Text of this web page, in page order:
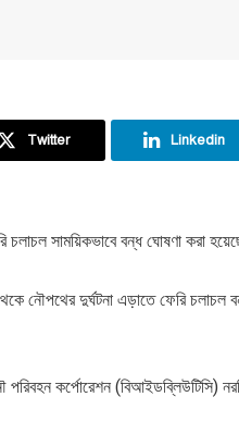
Twitter Linkedin
সাময়িকভাবে বন্ধ ঘোষণা করা
নৌপথের দুর্ঘটনা এড়াতে ফেরি চলাচল
পরিবহন কর্পোরেশন (বিআইডব্লিউটিসি)